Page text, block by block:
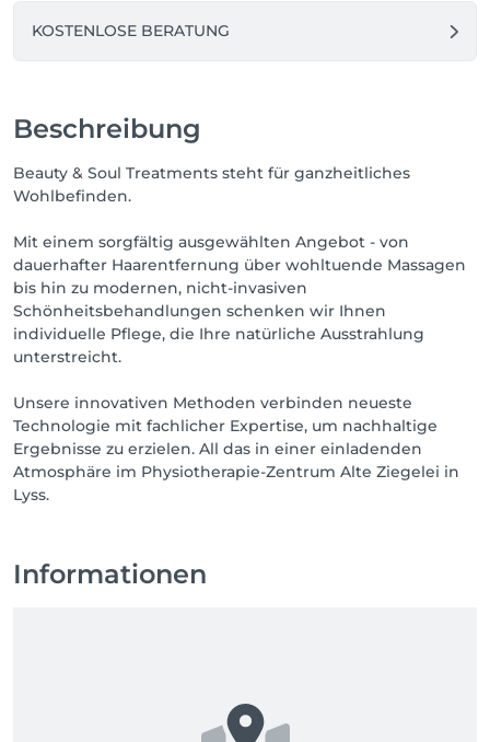
KOSTENLOSE BERATUNG
Beschreibung
Beauty & Soul Treatments steht für ganzheitliches
Wohlbefinden.
Mit einem sorgfältig ausgewählten Angebot - von
dauerhafter Haarentfernung über wohltuende Massagen
bis hin zu modernen, nicht-invasiven
Schönheitsbehandlungen schenken wir Ihnen
individuelle Pflege, die Ihre natürliche Ausstrahlung
unterstreicht.
Unsere innovativen Methoden verbinden neueste
Technologie mit fachlicher Expertise, um nachhaltige
Ergebnisse zu erzielen. All das in einer einladenden
Atmosphäre im Physiotherapie-Zentrum Alte Ziegelei in
Lyss.
Informationen